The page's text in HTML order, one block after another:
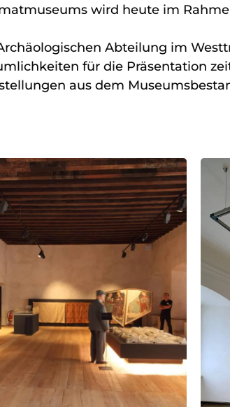
wird heute im
Abteilung im
für die Präsentation
aus dem